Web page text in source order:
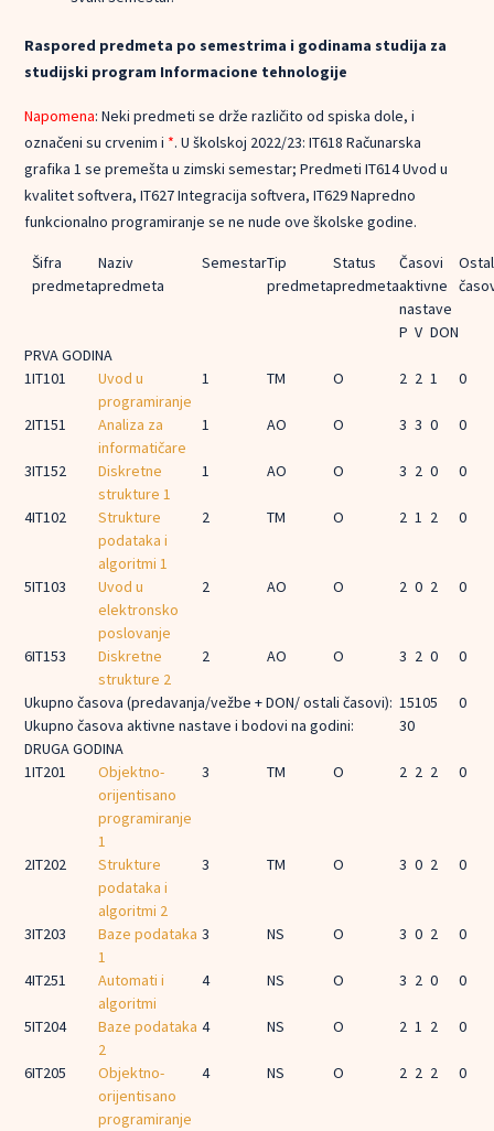
Raspored predmeta po semestrima i godinama studija za
studijski program Informacione tehnologije
Napomena: Neki predmeti se drže različito od spiska dole, i
označeni su crvenim i *. U školskoj 2022/23: IT618 Računarska
grafika 1 se premešta u zimski semestar; Predmeti IT614 Uvod u
kvalitet softvera, IT627 Integracija softvera, IT629 Napredno
funkcionalno programiranje se ne nude ove školske godine.
Šifra
predmeta
Naziv
predmeta
SemestarTip
predmeta
Status
predmeta
Časovi
aktivne
nastave
P V DON
PRVA GODINA
1IT101
Uvod u
programiranje
1 TM O 2 2 1 0
2IT151
Analiza za
informatičare
1 AO O 3 3 0 0
3IT152
Diskretne
strukture 1
1 AO O 3 2 0 0
4IT102
Strukture
podataka i
algoritmi 1
2 TM O 2 1 2 0
5IT103
Uvod u
elektronsko
poslovanje
2 AO O 2 0 2 0
6IT153
Diskretne
strukture 2
2 AO O 3 2 0 0
Ukupno časova (predavanja/vežbe + DON/ ostali časovi): 15105
0
Ukupno časova aktivne nastave i bodovi na godini:
30
DRUGA GODINA
1IT201
Objektno-
orijentisano
programiranje
1
3 TM O 2 2 2 0
2IT202
Strukture
podataka i
algoritmi 2
3 TM O 3 0 2 0
3IT203
Baze podataka
1
3 NS O 3 0 2 0
4IT251
Automati i
algoritmi
4 NS O 3 2 0 0
5IT204
Baze podataka
2
4 NS O 2 1 2 0
6IT205
Objektno-
orijentisano
programiranje
4 NS O 2 2 2 0